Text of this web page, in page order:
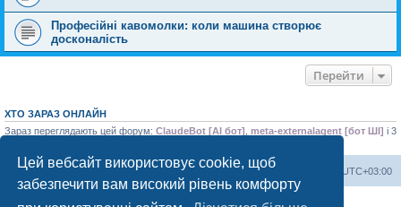
Цей вебсайт використовує cookie, щоб
забезпечити вам високий рівень комфорту
Професійні кавомолки: коли машина створює
досконалість
Перейти
ХТО ЗАРАЗ ОНЛАЙН
Зараз переглядають цей форум: ClaudeBot [AI бот] meta-externalagent [бот ШІ] і 3
Херсонський форум UTC+03:00
Команда
Працює на phpBB® Forum Software © phpBB Limited